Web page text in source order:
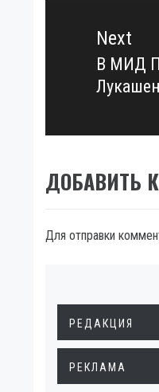
Next
Next
post:
В МИД
ДОБАВИТЬ
Для отправки
РЕДАКЦИЯ
РЕКЛАМА